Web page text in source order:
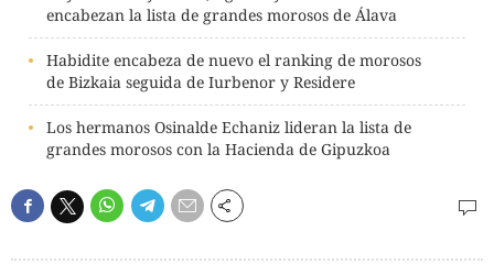
encabezan la lista de grandes morosos de Álava
Habidite encabeza de nuevo el ranking de morosos
de Bizkaia seguida de Iurbenor y Residere
Los hermanos Osinalde Echaniz lideran la lista de
grandes morosos con la Hacienda de Gipuzkoa